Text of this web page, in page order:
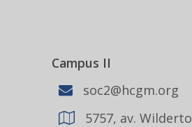
Campus II
soc2@hcgm.org
5757, av.